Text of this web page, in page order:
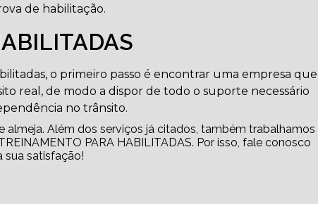
de habilitação.
o primeiro passo é encontrar uma empresa que
real, de modo a dispor de todo o suporte necessário
no trânsito.
Além dos serviços já citados, também trabalhamos
PARA HABILITADAS. Por isso, fale conosco
sua satisfação!